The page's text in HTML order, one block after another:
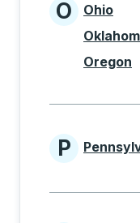
States
O
Ohio
Oregon
States
P